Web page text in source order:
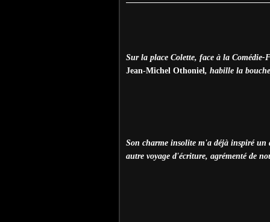
Sur la place Colette, face à la Comédie-
Jean-Michel Othoniel , habille la
Son charme insolite m'a déjà inspiré un
autre voyage d'écriture, agrémenté de